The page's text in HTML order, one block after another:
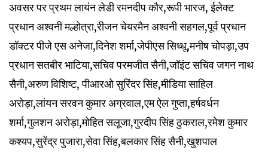
अवसर पर प्रथम लायंन लेडी रमनदीप कौर,रूपी भारज, ईलेक्ट
प्रधान अश्वनी मल्होत्रा,रीजन चेयरमैन अश्वनी सहगल,पूर्व प्रधान
डॉक्टर पीजे एस अनेजा,दिनेश शर्मा,जेपीएस सिध्धू,मनीष चोपड़ा,उप
प्रधान सतबीर भाटिया,सचिव परमजीत सैनी,जॉइंट सचिव जगन नाथ
सैनी,अरुण विशिष्ट, पीआरओ सुरिंदर सिंह,मीडिया साहिल
अरोड़ा,लांयन सरवन कुमार अग्रवाल,एम ऐल गुप्ता,हर्षवर्धन
शर्मा,गुलशन अरोड़ा,मोहित सलूजा,गुरदीप सिंह ठुकराल,रमेश कुमार
कश्यप,सुरेंद्र पुजारा,सेवा सिंह,बलकार सिंह सैनी,खुशपाल